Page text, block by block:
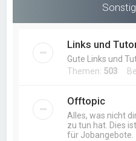
Links und
Gute Links und
Themen: 503
Offtopic
Alles, was nicht
zu tun hat. Dies
für Jobangebote.